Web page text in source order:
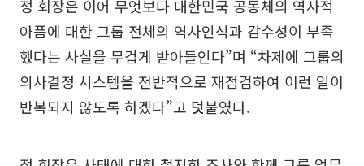
정 회장은 이어 무엇보다 대한민국 공동체의 역사적
아픔에 대한 그룹 전체의 역사인식과 감수성이 부족
했다는 사실을 무겁게 받아들인다”며 “차제에 그룹의
의사결정 시스템을 전반적으로 재점검하여 이런 일이
반복되지 않도록 하겠다”고 덧붙였다.